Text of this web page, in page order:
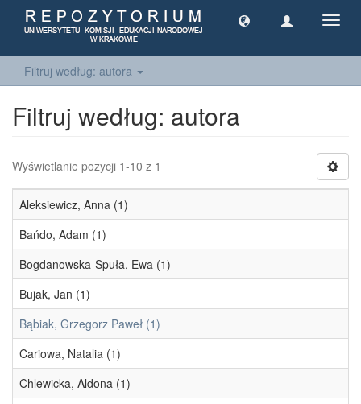
Filtruj według: autora
Filtruj według: autora
Wyświetlanie pozycji 1-10 z 1
Aleksiewicz, Anna (1)
Bańdo, Adam (1)
Bogdanowska-Spuła, Ewa (1)
Bujak, Jan (1)
Bąbiak, Grzegorz Paweł (1)
Cariowa, Natalia (1)
Chlewicka, Aldona (1)